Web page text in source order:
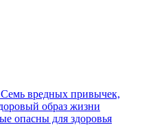
Семь вредных привычек,
образ жизни
опасны для здоровья